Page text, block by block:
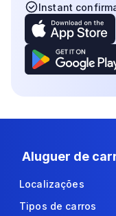
Instant
Aluguer de
Localizações
Tipos de carros